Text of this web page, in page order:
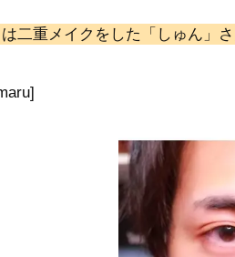
二重メイクをした「しゅん」